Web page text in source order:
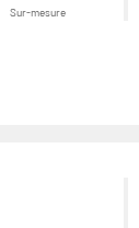
Sur-mesure